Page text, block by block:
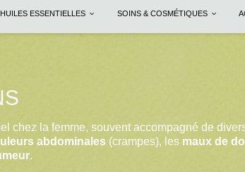
HUILES ESSENTIELLES SOINS & COSMÉTIQUES
chez la femme, souvent accompagné de
abdominales(crampes), les maux de
.